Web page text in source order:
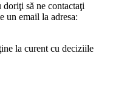
doriţi să ne contactaţi
un email la adresa:
la curent cu deciziile